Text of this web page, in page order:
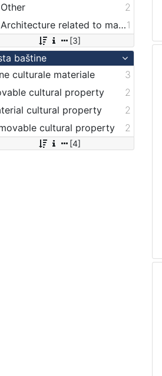
2
01 Architecture related to maritime heritage1
[3]
baštine
culturale materiale
3
cultural property
2
cultural property
2
cultural property
2
[4]